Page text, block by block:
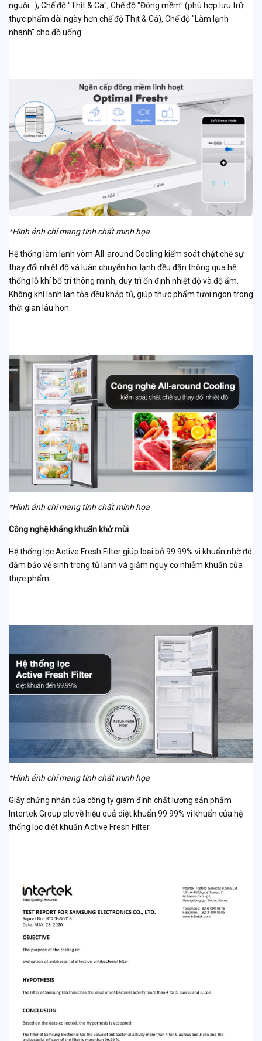
nguội…); Chế độ "Thịt & Cá"; Chế độ "Đông mềm" (phù hợp lưu trữ
thực phẩm dài ngày hơn chế độ Thịt & Cá), Chế độ "Làm lạnh
nhanh" cho đồ uống.
*Hình ảnh chỉ mang tính chất minh họa
Hệ thống làm lạnh vòm All-around Cooling kiểm soát chặt chẽ sự
thay đổi nhiệt độ và luân chuyển hơi lạnh đều đặn thông qua hệ
thống lỗ khí bố trí thông minh, duy trì ổn định nhiệt độ và độ ẩm.
Không khí lạnh lan tỏa đều khắp tủ, giúp thực phẩm tươi ngon trong
thời gian lâu hơn.
*Hình ảnh chỉ mang tính chất minh họa
Công nghệ kháng khuẩn khử mùi
Hệ thống lọc Active Fresh Filter giúp loại bỏ 99.99% vi khuẩn nhờ đó
đảm bảo vệ sinh trong tủ lạnh và giảm nguy cơ nhiễm khuẩn của
thực phẩm.
*Hình ảnh chỉ mang tính chất minh họa
Giấy chứng nhận của công ty giám định chất lượng sản phẩm
Intertek Group plc về hiệu quả diệt khuẩn 99.99% vi khuẩn của hệ
thống lọc diệt khuẩn Active Fresh Filter.